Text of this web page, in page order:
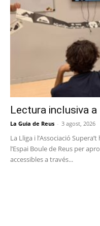
Lectura inclusiva a
La Guia de Reus - 3 agost, 2026
La Lliga i l’Associació
l’Espai Boule de Reus per
accessibles a través...